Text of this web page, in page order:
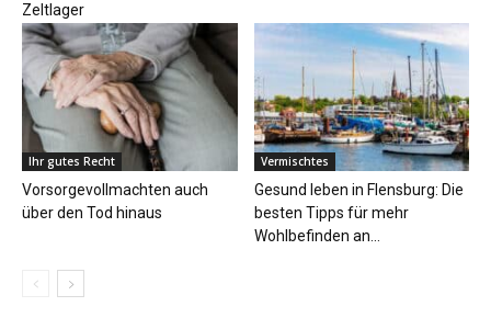
Zeltlager
Ihr gutes Recht
Vorsorgevollmachten auch
über den Tod hinaus
Vermischtes
Gesund leben in Flensburg: Die
besten Tipps für mehr
Wohlbefinden an...